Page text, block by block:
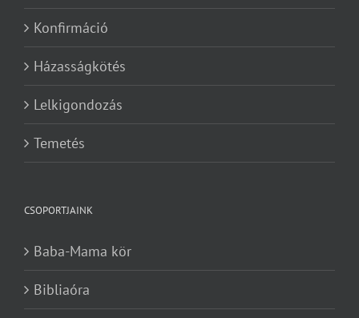
Konfirmáció
Házasságkötés
Lelkigondozás
Temetés
CSOPORTJAINK
Baba-Mama kör
Bibliaóra